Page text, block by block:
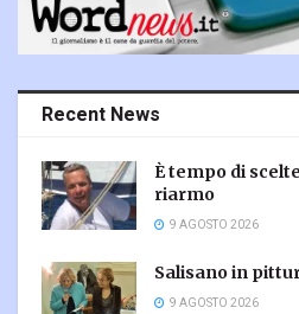
Recent News
È tempo di
riarmo
9 AGOSTO 2026
Salisano in
9 AGOSTO 2026